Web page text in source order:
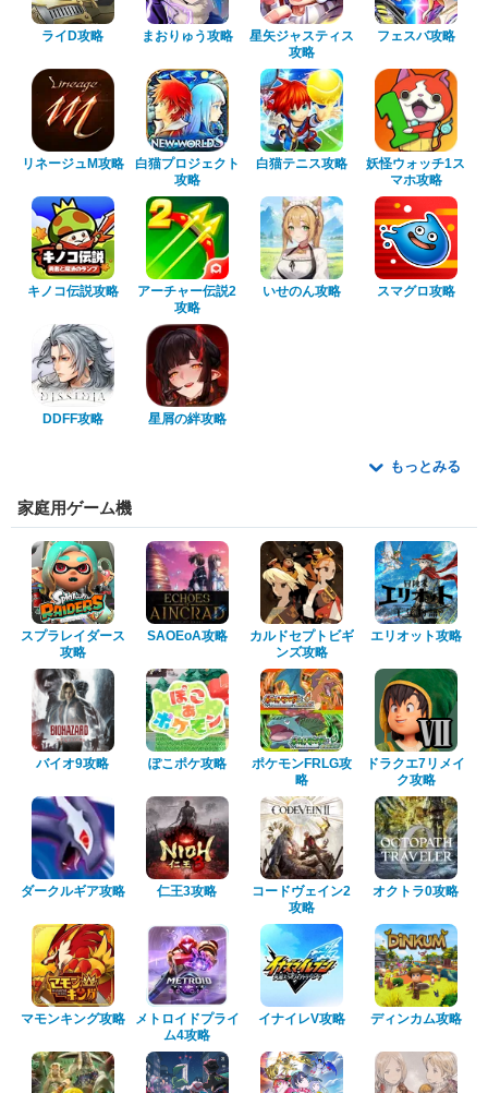
ライD攻略 まおりゅう攻略
星矢ジャスティス
攻略
フェスバ攻略
リネージュM攻略
白猫プロジェクト
攻略
白猫テニス攻略
妖怪ウォッチ1ス
マホ攻略
キノコ伝説攻略
アーチャー伝説2
攻略
いせのん攻略 スマグロ攻略
DDFF攻略 星屑の絆攻略
もっとみる
家庭用ゲーム機
スプラレイダース
攻略
SAOEoA攻略
カルドセプトビギ
ンズ攻略
エリオット攻略
バイオ9攻略 ぽこポケ攻略
ポケモンFRLG攻
略
ドラクエ7リメイ
ク攻略
ダークルギア攻略 仁王3攻略
コードヴェイン2
攻略
オクトラ0攻略
マモンキング攻略
メトロイドプライ
ム4攻略
イナイレV攻略 ディンカム攻略